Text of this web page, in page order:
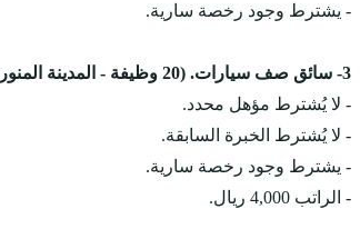
- يشترط وجود رخصة سارية.
3- سائق صف سيارات. (20 وظيفة - المدينة المنورة، ينبع)
- لا يُشترط مؤهل محدد.
- لا يُشترط الخبرة السابقة.
- يشترط وجود رخصة سارية.
- الراتب 4,000 ريال.